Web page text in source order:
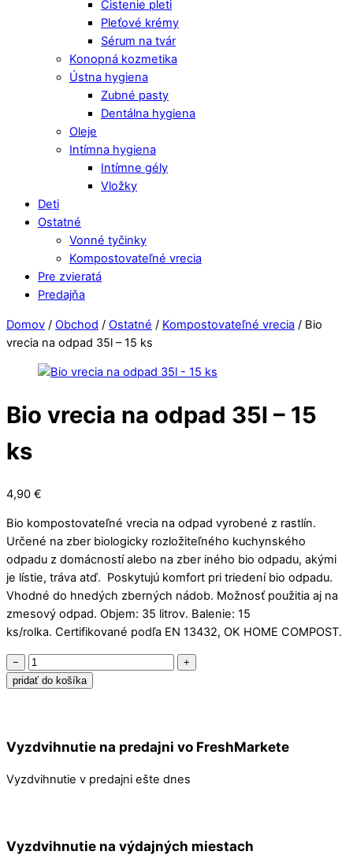
Čistenie pleti
Pleťové krémy
Sérum na tvár
Konopná kozmetika
Ústna hygiena
Zubné pasty
Dentálna hygiena
Oleje
Intímna hygiena
Intímne gély
Vložky
Deti
Ostatné
Vonné tyčinky
Kompostovateľné vrecia
Pre zvieratá
Predajňa
Close
Menu
Close
Cart
Domov / Obchod / Ostatné / Kompostovateľné vrecia / Bio
vrecia na odpad 35l – 15 ks
Bio vrecia na odpad 35l – 15
ks
4,90 €
Bio kompostovateľné vrecia na odpad vyrobené z rastlín.
Určené na zber biologicky rozložiteľného kuchynského
odpadu z domácností alebo na zber iného bio odpadu, akými
je lístie, tráva atď. Poskytujú komfort pri triedení bio odpadu.
Vhodné do hnedých zberných nádob. Možnosť použitia aj na
zmesový odpad. Objem: 35 litrov. Balenie: 15
ks/rolka. Certifikované podľa EN 13432, OK HOME COMPOST.
−
množstvo
Bio
35l
15
+
pridať do košíka
Vyzdvihnutie na predajni vo FreshMarkete
Vyzdvihnutie v predajni ešte dnes
Vyzdvihnutie na výdajných miestach